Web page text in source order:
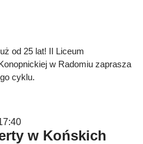
od 25 lat! II Liceum
w Radomiu zaprasza
cyklu.
w Końskich